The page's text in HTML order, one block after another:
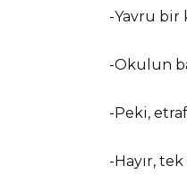
-Yavru
-Okulun
-Peki,
-Hayır, tek